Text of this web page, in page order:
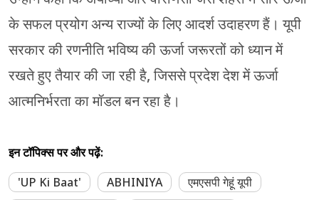
के सफल प्रयोग अन्य राज्यों के लिए आदर्श उदाहरण हैं। यूपी
सरकार की रणनीति भविष्य की ऊर्जा जरूरतों को ध्यान में
रखते हुए तैयार की जा रही है, जिससे प्रदेश देश में ऊर्जा
आत्मनिर्भरता का मॉडल बन रहा है।
इन टॉपिक्स पर और पढ़ें:
'UP Ki Baat'
ABHINIYA
एमएसपी गेहूं यूपी